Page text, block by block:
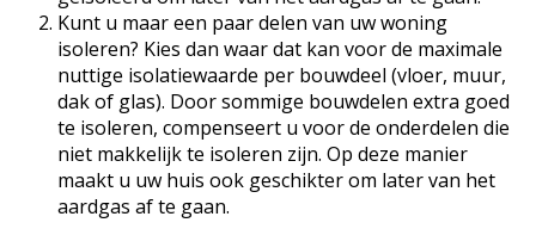
Kunt u maar een paar delen van uw woning
isoleren? Kies dan waar dat kan voor de maximale
nuttige isolatiewaarde per bouwdeel (vloer, muur,
dak of glas). Door sommige bouwdelen extra goed
te isoleren, compenseert u voor de onderdelen die
niet makkelijk te isoleren zijn. Op deze manier
maakt u uw huis ook geschikter om later van het
aardgas af te gaan.